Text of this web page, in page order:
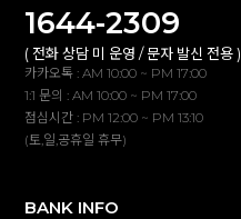
1644-2309
( 전화 상담 미 운영 / 문자 발신 전용 )
카카오톡 : AM 10:00 ~ PM 17:00
1:1 문의 : AM 10:00 ~ PM 17:00
점심시간 : PM 12:00 ~ PM 13:10
(토,일,공휴일 휴무)
BANK INFO